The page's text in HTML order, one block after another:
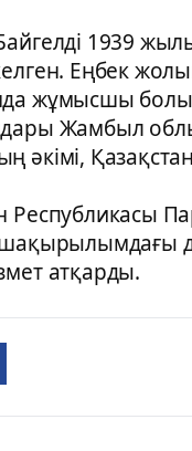
1939
Еңбек
жұмысшы
Жамбыл
әкімі,
Республикасы
шақырылымдағы
атқарды.